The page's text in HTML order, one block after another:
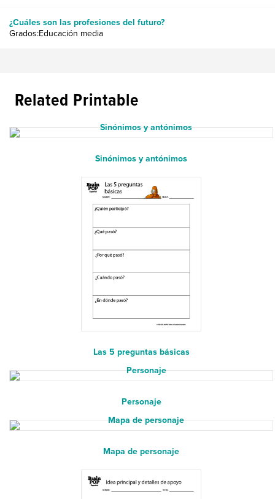
¿Cuáles son las profesiones del futuro?
Grados:Educación media
Related Printable
Sinónimos y antónimos
Las 5 preguntas básicas
Personaje
Mapa de personaje